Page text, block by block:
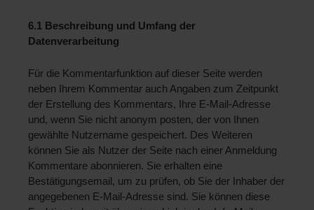
6.1 Beschreibung und Umfang der
Datenverarbeitung
Für die Kommentarfunktion auf dieser Seite werden
neben Ihrem Kommentar auch Angaben zum Zeitpunkt
der Erstellung des Kommentars, Ihre E-Mail-Adresse
und, wenn Sie nicht anonym posten, der von Ihnen
gewählte Nutzername gespeichert. Des Weiteren
können Sie als Nutzer der Seite nach einer Anmeldung
Kommentare abonnieren. Sie erhalten eine
Bestätigungsemail, um zu prüfen, ob Sie der Inhaber der
angegebenen E-Mail-Adresse sind. Sie können diese